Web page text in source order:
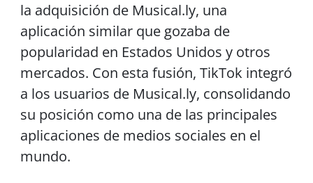
la adquisición de Musical.ly, una
aplicación similar que gozaba de
popularidad en Estados Unidos y otros
mercados. Con esta fusión, TikTok integró
a los usuarios de Musical.ly, consolidando
su posición como una de las principales
aplicaciones de medios sociales en el
mundo.